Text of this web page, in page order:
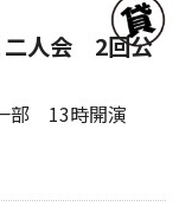
二人会 2回公
部 13時開演